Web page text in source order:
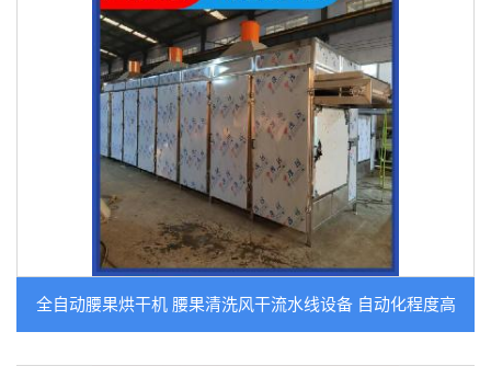
全自动腰果烘干机 腰果清洗风干流水线设备 自动化程度高